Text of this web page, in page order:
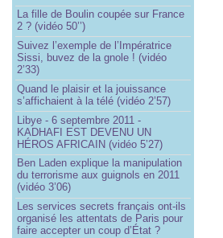
La fille de Boulin coupée sur France
2 ? (vidéo 50’’)
Suivez l’exemple de l’Impératrice
Sissi, buvez de la gnole ! (vidéo
2’33)
Quand le plaisir et la jouissance
s’affichaient à la télé (vidéo 2’57)
Libye - 6 septembre 2011 -
KADHAFI EST DEVENU UN
HÉROS AFRICAIN (vidéo 5’27)
Ben Laden explique la manipulation
du terrorisme aux guignols en 2011
(vidéo 3’06)
Les services secrets français ont-ils
organisé les attentats de Paris pour
faire accepter un coup d’État ?